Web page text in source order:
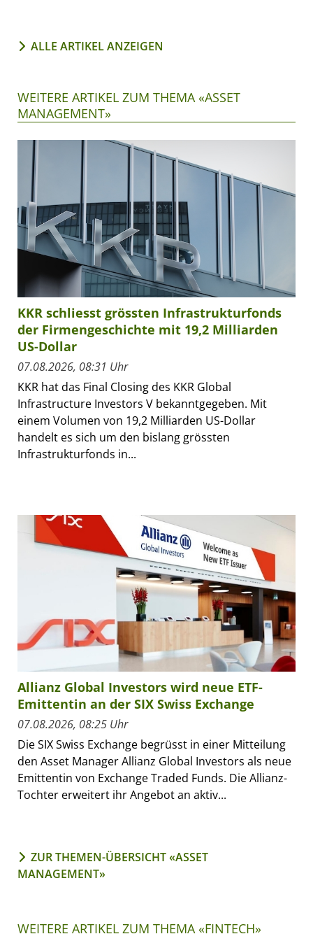
ALLE ARTIKEL ANZEIGEN
WEITERE ARTIKEL ZUM THEMA «ASSET
MANAGEMENT»
KKR schliesst grössten Infrastrukturfonds
der Firmengeschichte mit 19,2 Milliarden
US-Dollar
07.08.2026, 08:31 Uhr
KKR hat das Final Closing des KKR Global
Infrastructure Investors V bekanntgegeben. Mit
einem Volumen von 19,2 Milliarden US-Dollar
handelt es sich um den bislang grössten
Infrastrukturfonds in...
Allianz Global Investors wird neue ETF-
Emittentin an der SIX Swiss Exchange
07.08.2026, 08:25 Uhr
Die SIX Swiss Exchange begrüsst in einer Mitteilung
den Asset Manager Allianz Global Investors als neue
Emittentin von Exchange Traded Funds. Die Allianz-
Tochter erweitert ihr Angebot an aktiv...
ZUR THEMEN-ÜBERSICHT «ASSET
MANAGEMENT»
WEITERE ARTIKEL ZUM THEMA «FINTECH»